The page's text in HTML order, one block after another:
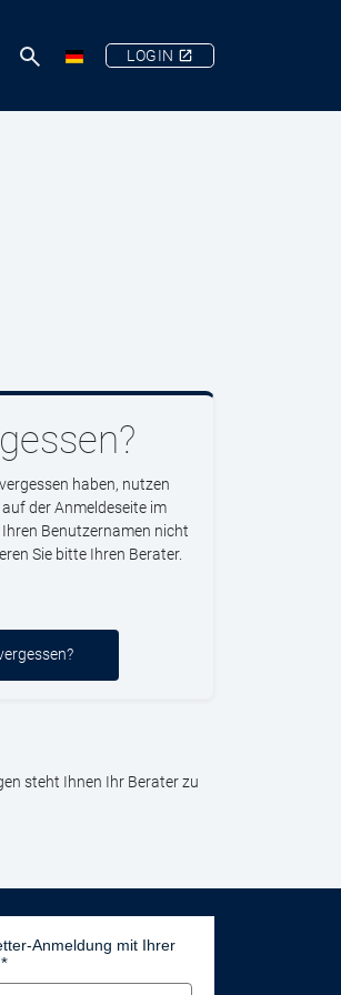
LOGIN
haben, nutzen
der Anmeldeseite im
Benutzernamen nicht
Sie bitte Ihren Berater.
steht Ihnen Ihr Berater zu
Anmeldung mit Ihrer